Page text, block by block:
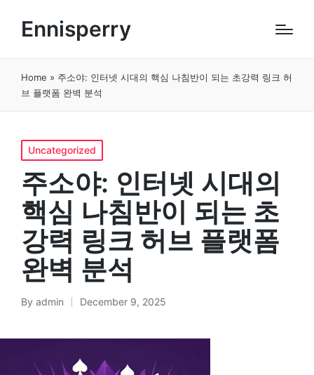
Ennisperry
Home » 주소야: 인터넷 시대의 핵심 나침반이 되는 초강력 링크 허
브 플랫폼 완벽 분석
Posted
in
Uncategorized
주소야: 인터넷 시대의
핵심 나침반이 되는 초
강력 링크 허브 플랫폼
완벽 분석
Posted
By admin December 9, 2025